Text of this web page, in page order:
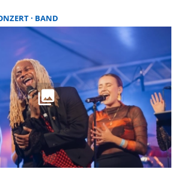
verfügbar.
BAND